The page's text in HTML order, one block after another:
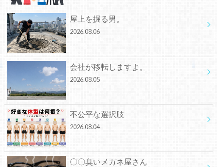
屋上を掘る男。
2026.08.06
会社が移転しますよ。
2026.08.05
不公平な選択肢
2026.08.04
〇〇臭いメガネ屋さん